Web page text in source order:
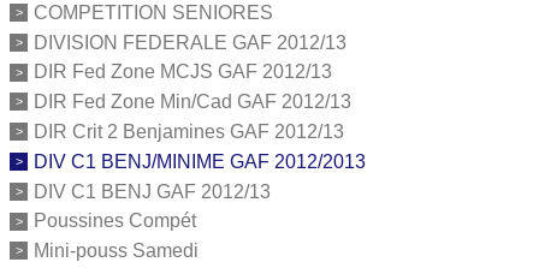
COMPETITION SENIORES
DIVISION FEDERALE GAF 2012/13
DIR Fed Zone MCJS GAF 2012/13
DIR Fed Zone Min/Cad GAF 2012/13
DIR Crit 2 Benjamines GAF 2012/13
DIV C1 BENJ/MINIME GAF 2012/2013
DIV C1 BENJ GAF 2012/13
Poussines Compét
Mini-pouss Samedi